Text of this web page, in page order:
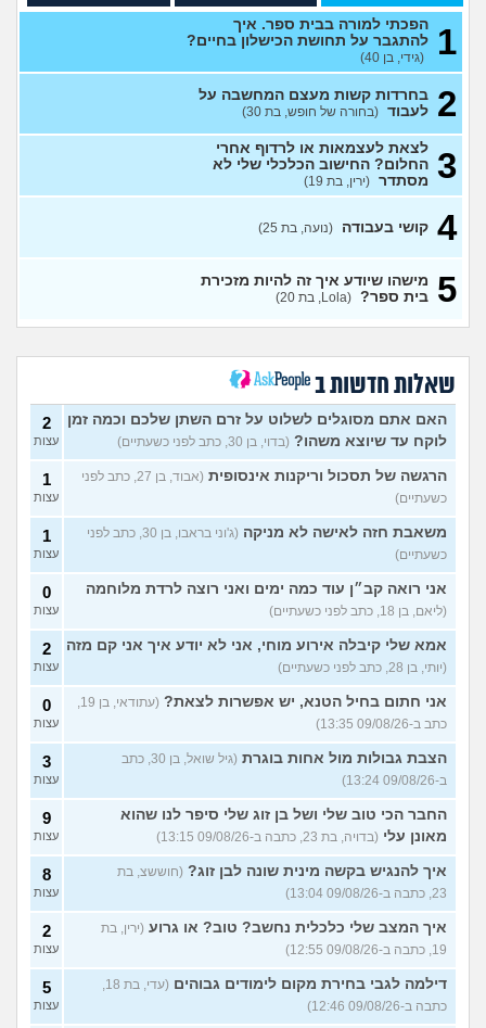
עצמאית? (מישהי, בת 33) עצות
עבודה בתור מוקדנית לזימון
תורים בבלינסון. כדאי?
23)
מכינה טכנולוגית להנדסאים
(מילואים, בן 27)
עבודה בתור מוקדנית לזימון
תורים בבלינסון, כדאי? (דוי, בת
בת 26 מרגישה אבודה
26)
(מתעניינת, בת 25)
במה לעבוד? (אנונימי, בן 17)
שחוק עד דמעות מעבודה
זמנית: האם לחתום אבטלה
ולהשקיע בהייטק או למצוא
עבודה אחרת?
(סטודנט, בן 22)
3
עצות
איך מוצאים עבודה בעיר שלי?
(אסי, בן 38)
5
עצות
האם כדאי עגלות באמריקה/
קוסמטיקה?
(אנגל, בת 22)
3
עצות
מסיימת תואר במדמח ולא
יודעת לאן להמשיך מפה (נועם,
בת 23)
3
עצות
שאלות על המקצוע של הנהלת
חשבונות (מישהי, בת 30)
5
עצות
איך לשפר את הנושא
התעסוקתי? (אנונימית, בת 27)
4
עצות
איך להבין מה הכיוון שלי?
(אנונימית, בת 21)
4
עצות
עוד שאלות חדשות במדור
1
הפכתי למורה בבית ספר. איך
להתגבר על תחושת הכישלון בחיים?
(גידי, בן 40)
2 בחרדות קשות מעצם המחשבה על
לעבוד (בחורה של חופש, בת 30)
3 לצאת לעצמאות או לרדוף אחרי
החלום? החישוב הכלכלי שלי לא
מסתדר (ירין, בת 19)
4 קושי בעבודה (נועה, בת 25)
5
מישהו שיודע איך זה להיות מזכירת
בית ספר? (Lola, בת 20)
שאלות חדשות ב
האם אתם מסוגלים לשלוט על זרם השתן שלכם וכמה זמן
לוקח עד שיוצא משהו? (בדוי, בן 30, כתב לפני כשעתיים)
2
עצות
הרגשה של תסכול וריקנות אינסופית
(אבוד, בן 27, כתב לפני
כשעתיים)
1
עצות
משאבת חזה לאישה לא מניקה
(ג'וני בראבו, בן 30, כתב לפני
כשעתיים)
1
עצות
אני רואה קב״ן עוד כמה ימים ואני רוצה לרדת מלוחמה
(ליאם, בן 18, כתב לפני כשעתיים)
0
עצות
אמא שלי קיבלה אירוע מוחי, אני לא יודע איך אני קם מזה
(יותי, בן 28, כתב לפני כשעתיים)
2
עצות
אני חתום בחיל הטנא, יש אפשרות לצאת?
(עתודאי, בן 19,
כתב ב-09/08/26 13:35)
0
עצות
הצבת גבולות מול אחות בוגרת
(גיל שואל, בן 30, כתב
ב-09/08/26 13:24)
3
עצות
החבר הכי טוב שלי ושל בן זוג שלי סיפר לנו שהוא
מאונן עלי (בדויה, בת 23, כתבה ב-09/08/26 13:15)
9
עצות
איך להנגיש בקשה מינית שונה לבן זוג? (חוששצ, בת
23, כתבה ב-09/08/26 13:04)
8
עצות
איך המצב שלי כלכלית נחשב? טוב? או גרוע (ירין, בת
19, כתבה ב-09/08/26 12:55)
2
עצות
דילמה לגבי בחירת מקום לימודים גבוהים
(עדי, בת 18,
כתבה ב-09/08/26 12:46)
5
עצות